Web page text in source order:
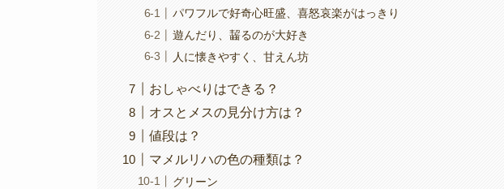
パワフルで好奇心旺盛、喜怒哀楽がはっきり
遊んだり、齧るのが大好き
人に懐きやすく、甘えん坊
おしゃべりはできる？
オスとメスの見分け方は？
値段は？
マメルリハの色の種類は？
グリーン